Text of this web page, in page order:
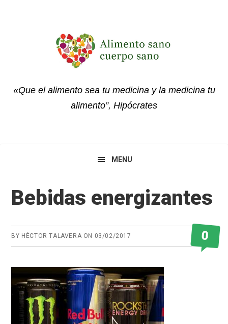
«Que el alimento sea tu medicina y la medicina tu
alimento”, Hipócrates
MENU
Bebidas energizantes
BY HÉCTOR TALAVERA ON 03/02/2017 0